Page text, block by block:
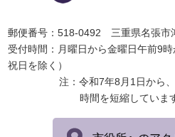
郵便番号：518-0492 三重県名張市
受付時間：月曜日から金曜日午前9
祝日を除く）
注：令和7年8月1日から
時間を短縮していま